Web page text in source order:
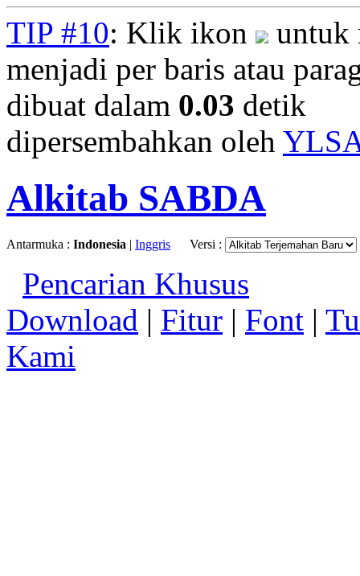
TIP #10: Klik ikon
untuk
menjadi per baris atau
dibuat dalam 0.03 detik
dipersembahkan oleh
Alkitab SABDA
Antarmuka : Indonesia | Inggris Versi :
Pencarian Khusus
Download | Fitur | Font |
Kami